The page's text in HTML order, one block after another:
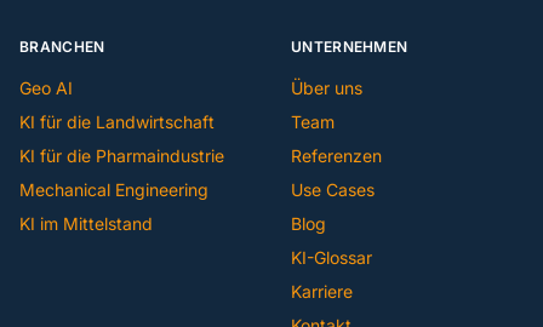
BRANCHEN
Geo AI
KI für die Landwirtschaft
KI für die Pharmaindustrie
Mechanical Engineering
KI im Mittelstand
UNTERNEHMEN
Über uns
Team
Referenzen
Use Cases
Blog
KI-Glossar
Karriere